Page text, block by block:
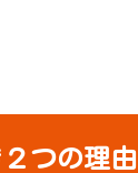
つの理由